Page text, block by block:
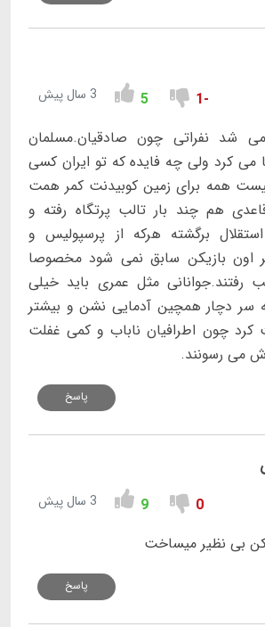
-1
5 3 سال پیش
شد نفراتی چون صادقیان.مسلمان
می کرد ولی چه فایده که تو ایران کسی
همه برای زمین کوبیدنت کمر همت
هم چند بار تالب پرتگاه رفته و
برگشته هرکه از پرسپولیس و
اون بازیکن سابق نمی شود مخصوصا
مثل عمری باید خیلی
سر دچار همچین آدمایی نشن و بیشتر
کرد چون اطرافیان ناباب و کمی غفلت
می رسونند.
پاسخ
0
9 3 سال پیش
بی نظیر میساخت
پاسخ